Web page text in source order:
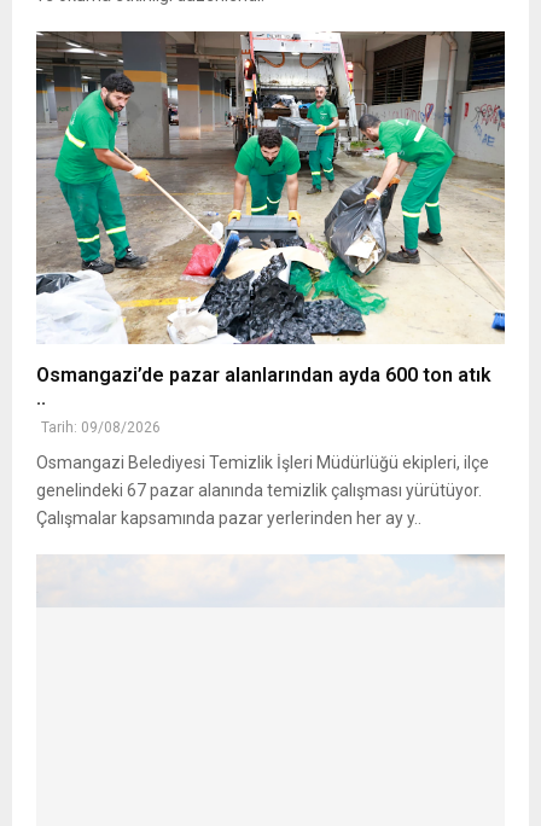
Osmangazi’de pazar alanlarından ayda 600 ton atık
..
Tarih: 09/08/2026
Osmangazi Belediyesi Temizlik İşleri Müdürlüğü ekipleri, ilçe
genelindeki 67 pazar alanında temizlik çalışması yürütüyor.
Çalışmalar kapsamında pazar yerlerinden her ay y..